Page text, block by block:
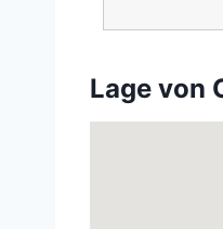
Lage von